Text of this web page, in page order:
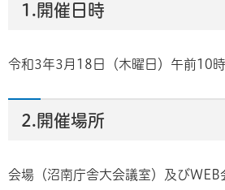
1.開催日時
令和3年3月18日（木曜日）午前10
2.開催場所
会場（沼南庁舎大会議室）及びWEB